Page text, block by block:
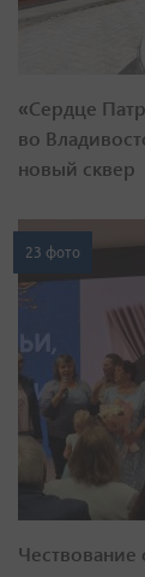
«Сердце
во
новый сквер
23 фото
Чествование